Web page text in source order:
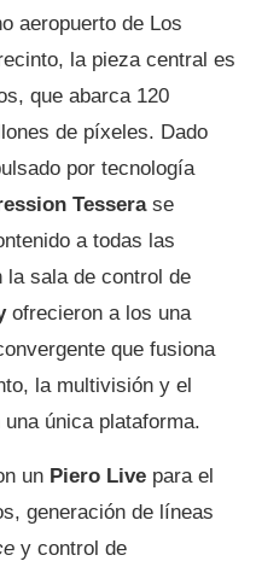
aeropuerto de Los
la pieza central es
que abarca 120
de píxeles. Dado
por tecnología
Tesserase
a todas las
la sala de control de
ofrecieron a los una
que fusiona
la multivisión y el
única plataforma.
un Piero Live para el
generación de líneas
y control de